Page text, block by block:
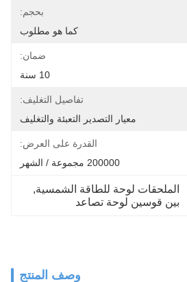
بحجم:
كما هو مطلوب
ضمان:
10 سنة
تفاصيل التغليف:
معيار التصدير التعبئة والتغليف
القدرة على العرض:
200000 مجموعة / الشهر
الملحقات لوحة للطاقة الشمسية,
بين قوسين لوحة تصاعد
وصف المنتج